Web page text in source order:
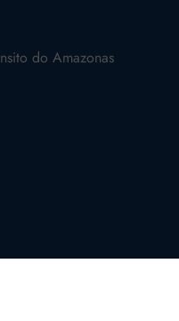
do Amazonas